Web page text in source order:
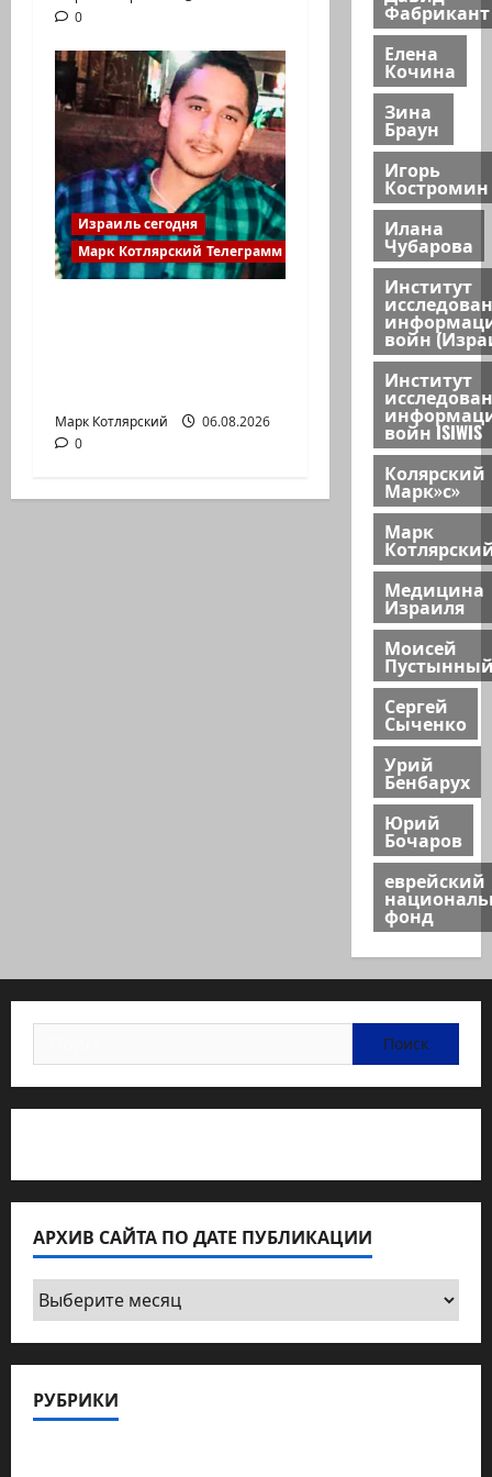
0
Израиль сегодня
Марк Котлярский Телеграмм Канал
Марк Котлярский
06.08.2026
0
Фабрикант
Елена
Кочина
Зина
Браун
Игорь
Костромин
Илана
Чубарова
Институт
войн
Институт
войн ISIWIS
Колярский
Марк»с»
Марк
Медицина
Израиля
Моисей
Сергей
Сыченко
Урий
Бенбарух
Юрий
Бочаров
еврейский
фонд
АРХИВ САЙТА ПО ДАТЕ ПУБЛИКАЦИИ
Архив
сайта
по
публикации
РУБРИКИ